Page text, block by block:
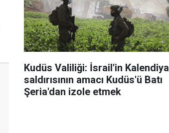
Kudüs Valiliği: İsrail'in Kalendiya
saldırısının amacı Kudüs'ü Batı
Şeria'dan izole etmek